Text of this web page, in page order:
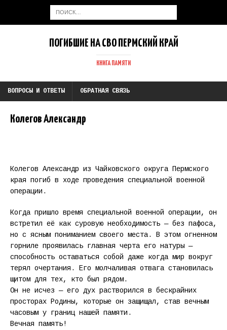
ПОГИБШИЕ НА СВО ПЕРМСКИЙ КРАЙ
КНИГА ПАМЯТИ
ВОПРОСЫ И ОТВЕТЫ ОБРАТНАЯ СВЯЗЬ
Колегов Александр
Колегов Александр из Чайковского округа Пермского
края погиб в ходе проведения специальной военной
операции.
Когда пришло время специальной военной операции, он
встретил её как суровую необходимость — без пафоса,
но с ясным пониманием своего места. В этом огненном
горниле проявилась главная черта его натуры —
способность оставаться собой даже когда мир вокруг
терял очертания. Его молчаливая отвага становилась
щитом для тех, кто был рядом.
Он не исчез — его дух растворился в бескрайних
просторах Родины, которые он защищал, став вечным
часовым у границ нашей памяти.
Вечная память!